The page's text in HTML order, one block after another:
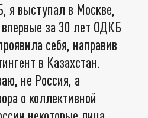
я выступал в Москве,
впервые за 30 лет ОДКБ
себя, направив
в Казахстан.
не Россия, а
о коллективной